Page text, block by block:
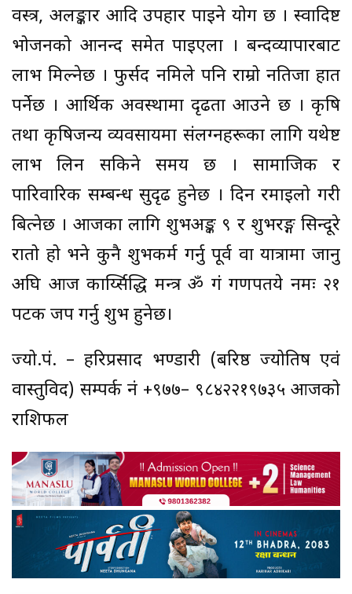
वस्त्र, अलङ्कार आदि उपहार पाइने योग छ । स्वादिष्ट
भोजनको आनन्द समेत पाइएला । बन्दव्यापारबाट
लाभ मिल्नेछ । फुर्सद नमिले पनि राम्रो नतिजा हात
पर्नेछ । आर्थिक अवस्थामा दृढता आउने छ । कृषि
तथा कृषिजन्य व्यवसायमा संलग्नहरूका लागि यथेष्ट
लाभ लिन सकिने समय छ । सामाजिक र
पारिवारिक सम्बन्ध सुदृढ हुनेछ । दिन रमाइलो गरी
बित्नेछ । आजका लागि शुभअङ्क ९ र शुभरङ्ग सिन्दूरे
रातो हो भने कुनै शुभकर्म गर्नु पूर्व वा यात्रामा जानु
अघि आज कार्य्सिद्धि मन्त्र ॐ गं गणपतये नमः २१
पटक जप गर्नु शुभ हुनेछ।
ज्यो.पं. – हरिप्रसाद भण्डारी (बरिष्ठ ज्योतिष एवं
वास्तुविद) सम्पर्क नं +९७७– ९८४२२१९७३५ आजको
राशिफल